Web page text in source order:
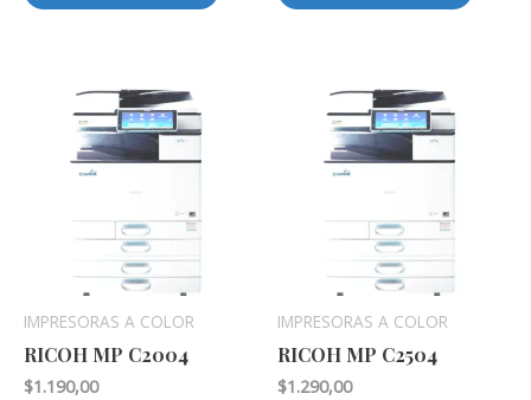
IMPRESORAS A COLOR
RICOH MP C2004
$1.190,00
IMPRESORAS A COLOR
RICOH MP C2504
$1.290,00